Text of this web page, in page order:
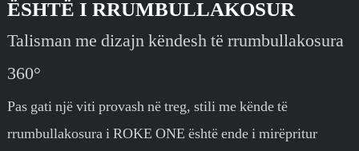
ËSHTË I RRUMBULLAKOSUR
Talisman me dizajn këndesh të rrumbullakosura
360°
Pas gati një viti provash në treg, stili me kënde të
rrumbullakosura i ROKE ONE është ende i mirëpritur